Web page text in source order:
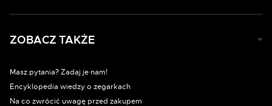
ZOBACZ TAKŻE
Masz pytania? Zadaj je nam!
Encyklopedia wiedzy o zegarkach
Na co zwrócić uwagę przed zakupem